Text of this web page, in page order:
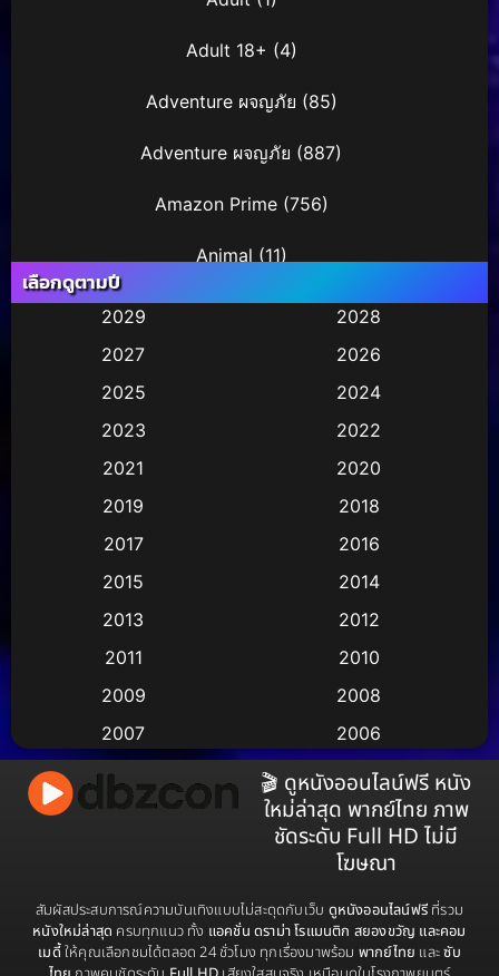
Adult 18+ (4)
Adventure ผจญภัย (85)
Adventure ผจญภัย (887)
Amazon Prime(756)
Animal (11)
Animation การ์ตูน(245)
Based on a True Story สร้างจากเรื่องจริง(3)
Based on a True Story เรื่องจริง(38)
Based on a True Story เรื่องจริง(73)
Based on Novel(16)
เลือกดูตามปี
2029
2028
2027
2026
2025
2024
2023
2022
2021
2020
2019
2018
2017
2016
2015
2014
2013
2012
2011
2010
2009
2008
2007
2006
2005
2004
2003
2002
2000
1997
1996
1995
1994
🎬 ดูหนังออนไลน์ฟรี หนัง
ใหม่ล่าสุด พากย์ไทย ภาพ
ชัดระดับ Full HD ไม่มี
โฆษณา
สัมผัสประสบการณ์ความบันเทิงแบบไม่สะดุดกับเว็บ ดูหนังออนไลน์ฟรีที่รวม
หนังใหม่ล่าสุด ครบทุกแนว ทั้ง แอคชั่น ดราม่า โรแมนติก สยองขวัญ และคอม
เมดี้ให้คุณเลือกชมได้ตลอด 24 ชั่วโมง ทุกเรื่องมาพร้อม พากย์ไทย และซับ